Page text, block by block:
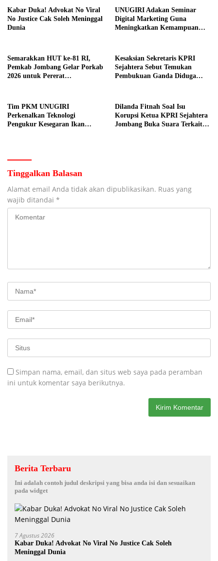
Kabar Duka! Advokat No Viral
No Justice Cak Soleh Meninggal
Dunia
UNUGIRI Adakan Seminar
Digital Marketing Guna
Meningkatkan Kemampuan
Semarakkan HUT ke-81 RI,
Pemkab Jombang Gelar Porkab
2026 untuk Pererat
Kesaksian Sekretaris KPRI
Sejahtera Sebut Temukan
Pembukuan Ganda Diduga
Tim PKM UNUGIRI
Perkenalkan Teknologi
Pengukur Kesegaran Ikan
Dilanda Fitnah Soal Isu
Korupsi Ketua KPRI Sejahtera
Jombang Buka Suara Terkait
Tinggalkan Balasan
Alamat email Anda tidak akan dipublikasikan. Ruas yang
wajib ditandai *
Simpan nama, email, dan situs web saya pada peramban
ini untuk komentar saya berikutnya.
Berita Terbaru
Ini adalah contoh judul deskripsi yang bisa anda isi dan sesuaikan
pada widget
7 Agustus 2026
Kabar Duka! Advokat No Viral No Justice Cak Soleh
Meninggal Dunia